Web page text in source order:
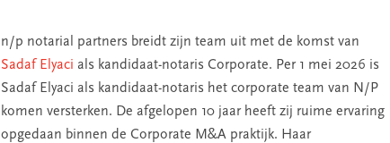
n/p notarial partners breidt zijn team uit met de komst van
Sadaf Elyaci als kandidaat-notaris Corporate. Per 1 mei 2026 is
Sadaf Elyaci als kandidaat-notaris het corporate team van N/P
komen versterken. De afgelopen 10 jaar heeft zij ruime ervaring
opgedaan binnen de Corporate M&A praktijk. Haar